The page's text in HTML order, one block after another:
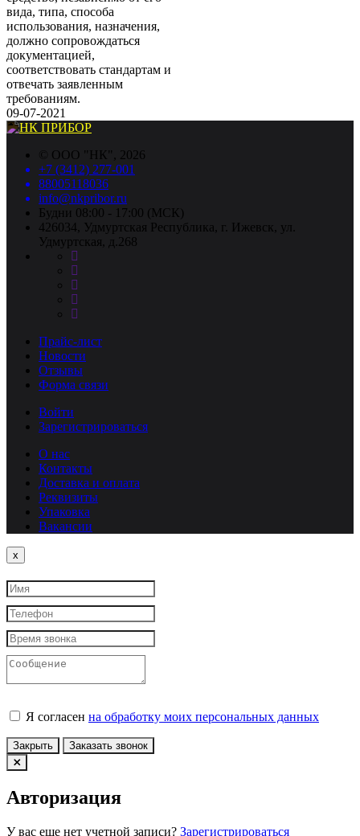
вида, типа, способа
использования, назначения,
должно сопровождаться
документацией,
соответствовать стандартам и
отвечать заявленным
требованиям.
09-07-2021
© ООО "НК", 2026
+7 (3412) 277-001
88005118036
info@nkpribor.ru
Будни 08:00 - 17:00 (МСК)
426034, Удмуртская Республика, г. Ижевск, ул.
Удмуртская, д.268
Прайс-лист
Новости
Отзывы
Форма связи
Войти
Зарегистрироваться
О нас
Контакты
Доставка и оплата
Реквизиты
Упаковка
Вакансии
x
Я согласен на обработку моих персональных данных
Закрыть Заказать звонок
Авторизация
У вас еще нет учетной записи? Зарегистрироваться